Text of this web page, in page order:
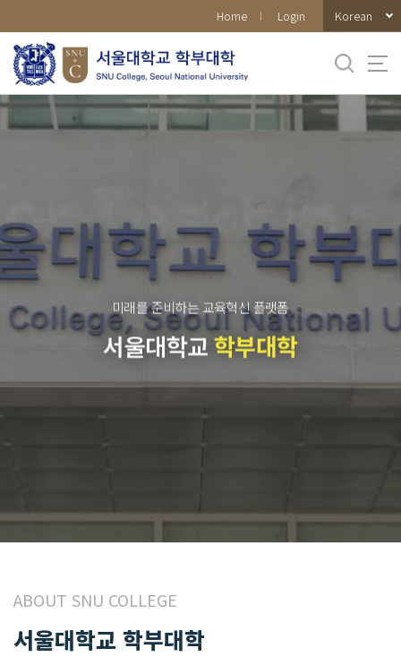
메뉴
Home Login Korean
미래를 준비하는 교육혁신 플랫폼
서울대학교학부대학
ABOUT SNU COLLEGE
서울대학교 학부대학